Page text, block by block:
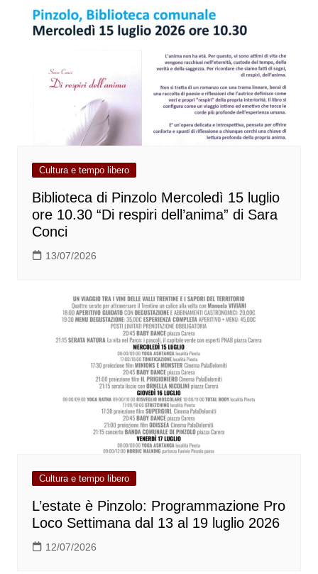
Cultura e tempo libero
Biblioteca di Pinzolo Mercoledì 15 luglio
ore 10.30 “Di respiri dell’anima” di Sara
Conci
13/07/2026
Cultura e tempo libero
L’estate è Pinzolo: Programmazione Pro
Loco Settimana dal 13 al 19 luglio 2026
12/07/2026